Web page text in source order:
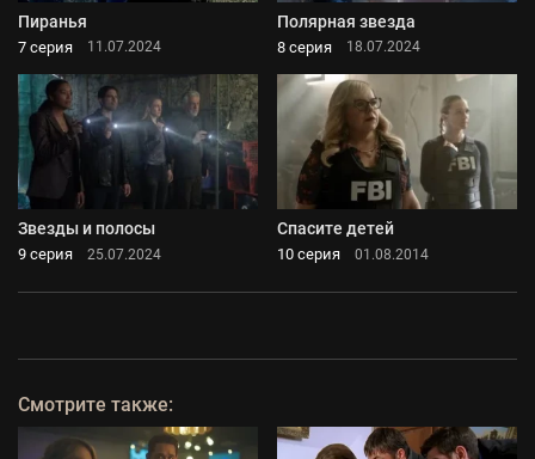
Пиранья
7 серия 11.07.2024
Полярная звезда
8 серия 18.07.2024
Звезды и полосы
9 серия 25.07.2024
Спасите детей
10 серия 01.08.2014
Смотрите также: